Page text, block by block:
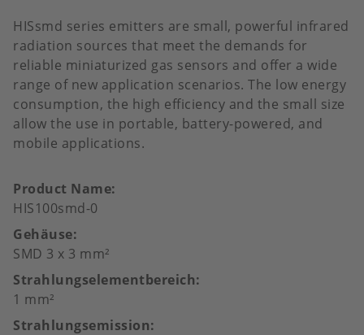
HISsmd series emitters are small, powerful infrared
radiation sources that meet the demands for
reliable miniaturized gas sensors and offer a wide
range of new application scenarios. The low energy
consumption, the high efficiency and the small size
allow the use in portable, battery-powered, and
mobile applications.
Product Name
HIS100smd-0
Gehäuse
SMD 3 x 3 mm²
Strahlungselementbereich
1 mm²
Strahlungsemission